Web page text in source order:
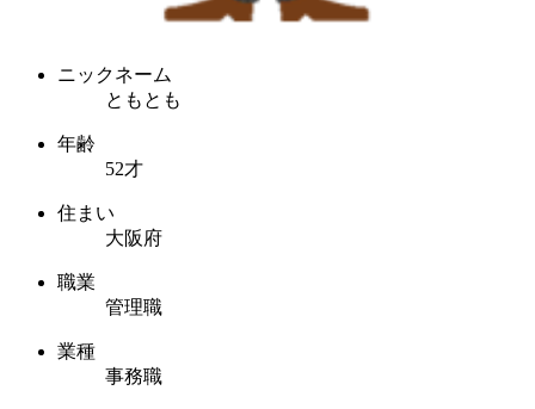
ニックネーム
ともとも
年齢
52才
住まい
大阪府
職業
管理職
業種
事務職